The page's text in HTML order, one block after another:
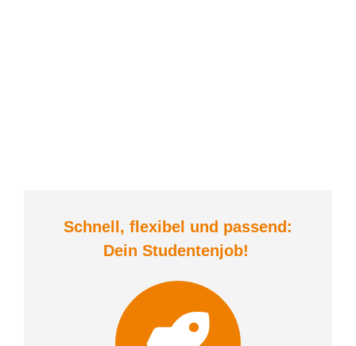
Schnell, flexibel und passend:
Dein Studentenjob!